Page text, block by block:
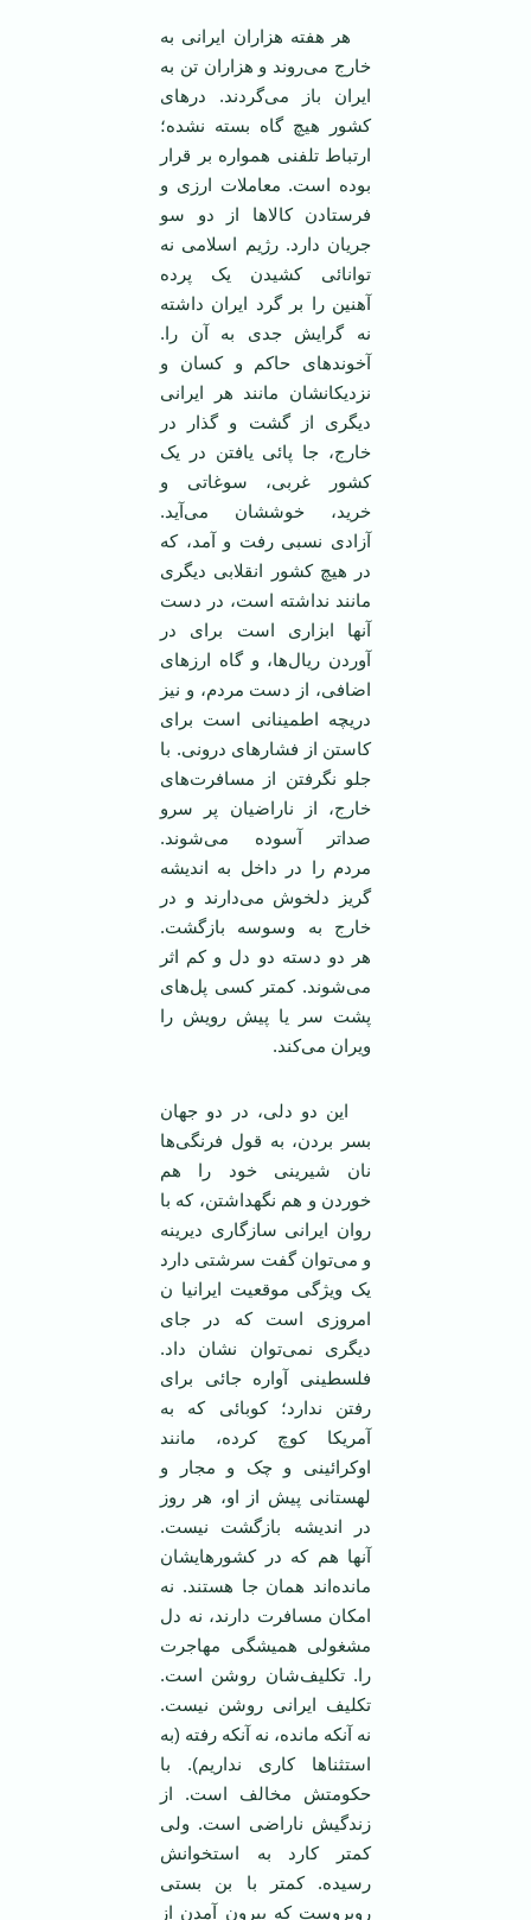
هر هفته هزاران ایرانی به
خارج می‌روند و هزاران تن به
ایران باز می‌گردند. درهای
کشور هیچ گاه بسته نشده؛
ارتباط تلفنی همواره بر قرار
بوده است. معاملات ارزی و
فرستادن کالاها از دو سو
جریان دارد. رژیم اسلامی نه
توانائی کشیدن یک پرده
آهنین را بر گرد ایران داشته
نه گرایش جدی به آن را.
آخوندهای حاکم و کسان و
نزدیکانشان مانند هر ایرانی
دیگری از گشت و گذار در
خارج، جا پائی یافتن در یک
کشور غربی، سوغاتی و
خرید، خوششان می‌آید.
آزادی نسبی رفت و آمد، که
در هیچ کشور انقلابی دیگری
مانند نداشته است، در دست
آنها ابزاری است برای در
آوردن ریال‌ها، و گاه ارزهای
اضافی، از دست مردم، و نیز
دریچه اطمینانی است برای
کاستن از فشارهای درونی. با
جلو نگرفتن از مسافرت‌های
خارج، از ناراضیان پر سرو
صداتر آسوده می‌شوند.
مردم را در داخل به اندیشه
گریز دلخوش می‌دارند و در
خارج به وسوسه بازگشت.
هر دو دسته دو دل و کم اثر
می‌شوند. کمتر کسی پل‌های
پشت سر یا پیش رویش را
ویران می‌کند.
این دو دلی، در دو جهان
بسر بردن، به قول فرنگی‌ها
نان شیرینی خود را هم
خوردن و هم نگهداشتن، که با
روان ایرانی سازگاری دیرینه
و می‌توان گفت سرشتی دارد
یک ویژگی موقعیت ایرانیا ن
امروزی است که در جای
دیگری نمی‌توان نشان داد.
فلسطینی آواره جائی برای
رفتن ندارد؛ کوبائی که به
آمریکا کوچ کرده، مانند
اوکرائینی و چک و مجار و
لهستانی پیش از او، هر روز
در اندیشه بازگشت نیست.
آنها هم که در کشورهایشان
مانده‌اند همان جا هستند. نه
امکان مسافرت دارند، نه دل
مشغولی همیشگی مهاجرت
را. تکلیف‌شان روشن است.
تکلیف ایرانی روشن نیست.
نه آنکه مانده، نه آنکه رفته (به
استثناها کاری نداریم). با
حکومتش مخالف است. از
زندگیش ناراضی است. ولی
کمتر کارد به استخوانش
رسیده. کمتر با بن بستی
روبروست که بیرون آمدن از